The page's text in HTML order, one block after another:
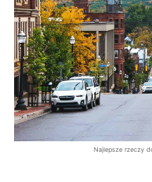
Najlepsze rzeczy